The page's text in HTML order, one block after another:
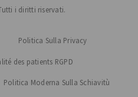
i diritti riservati.
Politica Sulla Privacy
des patients RGPD
Politica Moderna Sulla Schiavitù